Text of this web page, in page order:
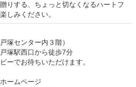
りする、ちょっと切なくなるハートフ
しみください。
塚センター内３階）
塚駅西口から徒歩7分
ーでお待ちいただけます。
ームページ